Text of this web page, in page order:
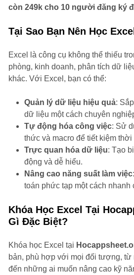
còn 249k cho 10 người đăng ký
Tại Sao Bạn Nên Học
Excel là công cụ không thể thiếu
phòng, kinh doanh, phân tích dữ
khác. Với Excel, bạn có thể:
Quản lý dữ liệu hiệu quả:
dữ liệu một cách chuyên
Tự động hóa công việc: Sử
thức và macro để tiết kiệm thời
Trực quan hóa dữ liệu: Tạo
động và dễ hiểu.
Nâng cao năng suất làm việc
toán phức tạp một cách nhanh
Khóa Học Excel Tại
Gì Đặc Biệt?
Khóa học Excel tại
bản, phù hợp với mọi đối tượng,
đến những ai muốn nâng cao kỹ